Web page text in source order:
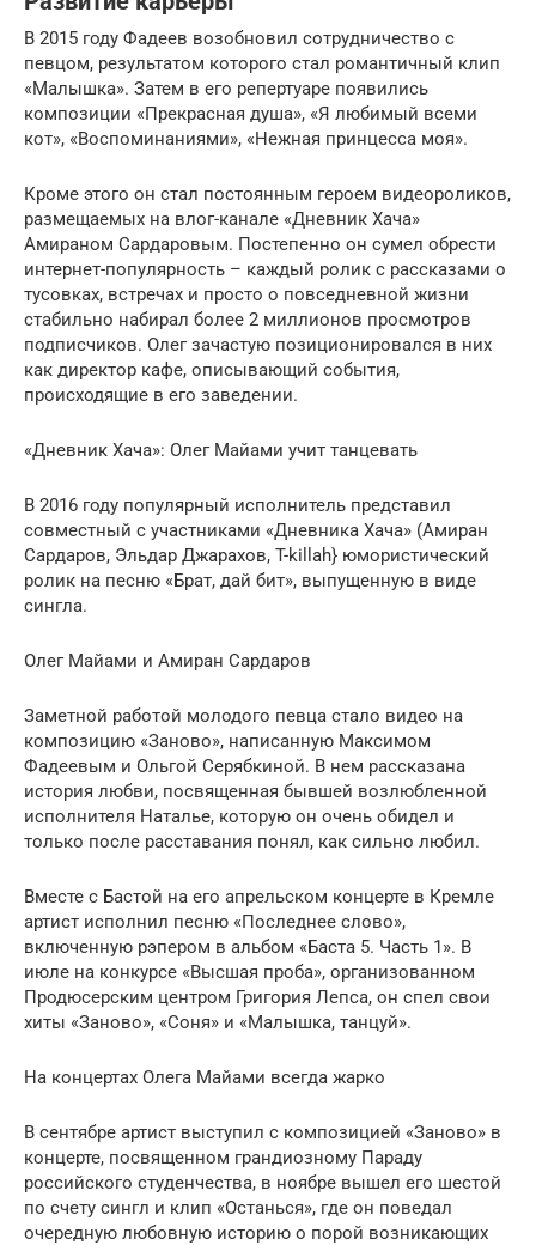
В 2015 году Фадеев возобновил сотрудничество с
певцом, результатом которого стал романтичный клип
«Малышка». Затем в его репертуаре появились
композиции «Прекрасная душа», «Я любимый всеми
кот», «Воспоминаниями», «Нежная принцесса моя».
Кроме этого он стал постоянным героем видеороликов,
размещаемых на влог-канале «Дневник Хача»
Амираном Сардаровым. Постепенно он сумел обрести
интернет-популярность – каждый ролик с рассказами о
тусовках, встречах и просто о повседневной жизни
стабильно набирал более 2 миллионов просмотров
подписчиков. Олег зачастую позиционировался в них
как директор кафе, описывающий события,
происходящие в его заведении.
«Дневник Хача»: Олег Майами учит танцевать
В 2016 году популярный исполнитель представил
совместный с участниками «Дневника Хача» (Амиран
Сардаров, Эльдар Джарахов, T-killah} юмористический
ролик на песню «Брат, дай бит», выпущенную в виде
сингла.
Олег Майами и Амиран Сардаров
Заметной работой молодого певца стало видео на
композицию «Заново», написанную Максимом
Фадеевым и Ольгой Серябкиной. В нем рассказана
история любви, посвященная бывшей возлюбленной
исполнителя Наталье, которую он очень обидел и
только после расставания понял, как сильно любил.
Вместе с Бастой на его апрельском концерте в Кремле
артист исполнил песню «Последнее слово»,
включенную рэпером в альбом «Баста 5. Часть 1». В
июле на конкурсе «Высшая проба», организованном
Продюсерским центром Григория Лепса, он спел свои
хиты «Заново», «Соня» и «Малышка, танцуй».
На концертах Олега Майами всегда жарко
В сентябре артист выступил с композицией «Заново» в
концерте, посвященном грандиозному Параду
российского студенчества, в ноябре вышел его шестой
по счету сингл и клип «Останься», где он поведал
очередную любовную историю о порой возникающих